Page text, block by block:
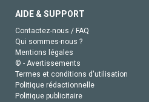
AIDE & SUPPORT
Contactez-nous / FAQ
Qui sommes-nous ?
Mentions légales
© - Avertissements
Termes et conditions d'utilisation
Politique rédactionnelle
Politique publicitaire